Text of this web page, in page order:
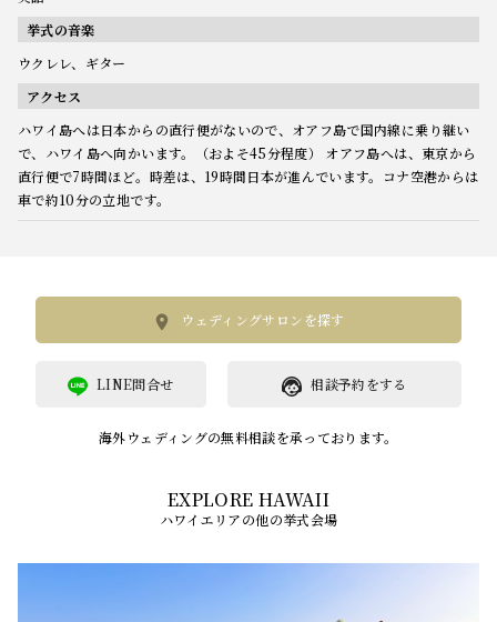
挙式の音楽
ウクレレ、ギター
アクセス
ハワイ島へは日本からの直行便がないので、オアフ島で国内線に乗り継い
で、ハワイ島へ向かいます。（およそ45分程度） オアフ島へは、東京から
直行便で7時間ほど。時差は、19時間日本が進んでいます。コナ空港からは
車で約10分の立地です。
ウェディングサロンを探す
相談予約をする
LINE問合せ
海外ウェディングの無料相談を承っております。
ハワイエリアの他の挙式会場